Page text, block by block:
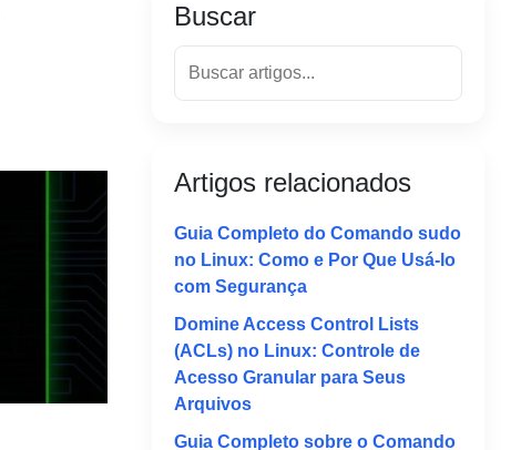
Buscar
Artigos relacionados
Guia Completo do Comando sudo
no Linux: Como e Por Que Usá-lo
com Segurança
Domine Access Control Lists
(ACLs) no Linux: Controle de
Acesso Granular para Seus
Arquivos
Guia Completo sobre o Comando